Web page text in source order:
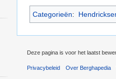
Categorieën:
Deze pagina is voor het laatst
Privacybeleid Over Berghapedia